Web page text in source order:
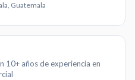
Guatemala
10+ años de experiencia en